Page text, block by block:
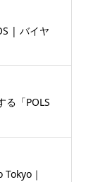
| バイヤ
る「POLS
｜